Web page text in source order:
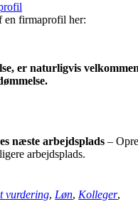
en firmaprofil her:
er naturligvis
næste arbejdsplads –
arbejdsplads.
vurdering, Løn, Kolleger,